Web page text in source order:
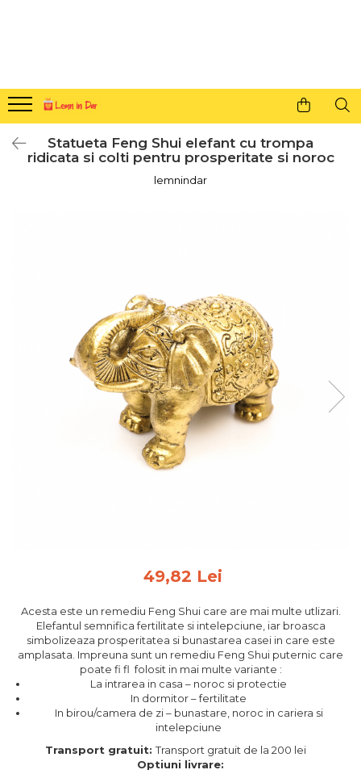
Agende din lemn
Agende 10x10
Semne de carte
Magneti de Craciun
Jucarii din lemn
Cercei din lemn
Tablouri personalizate
Aromaterapie
Papioane din lemn
Decoratiuni pentru casa
Genti si portofele barbati din
piele naturala
Produse personalizate pentru
Statueta Feng Shui elefant cu trompa
ridicata si colti pentru prosperitate si noroc
lemnindar
49,82 Lei
Acesta este un remediu Feng Shui care are mai multe utlizari.
Elefantul semnifica fertilitate si intelepciune, iar broasca
simbolizeaza prosperitatea si bunastarea casei in care este
amplasata. Impreuna sunt un remediu Feng Shui puternic care
poate fi fl folosit in mai multe variante :
La intrarea in casa – noroc si protectie
In dormitor – fertilitate
In birou/camera de zi – bunastare, noroc in cariera si
intelepciune
Transport gratuit:Transport gratuit de la 200 lei
Optiuni livrare: